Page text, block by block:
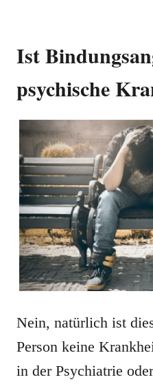
Ist
psychische
Nein, natürlich ist
Person keine
in der Psychiatrie